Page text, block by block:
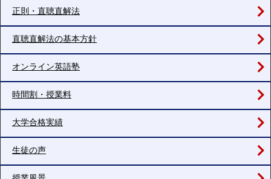
正則・直聴直解法
直聴直解法の基本方針
オンライン英語塾
時間割・授業料
大学合格実績
生徒の声